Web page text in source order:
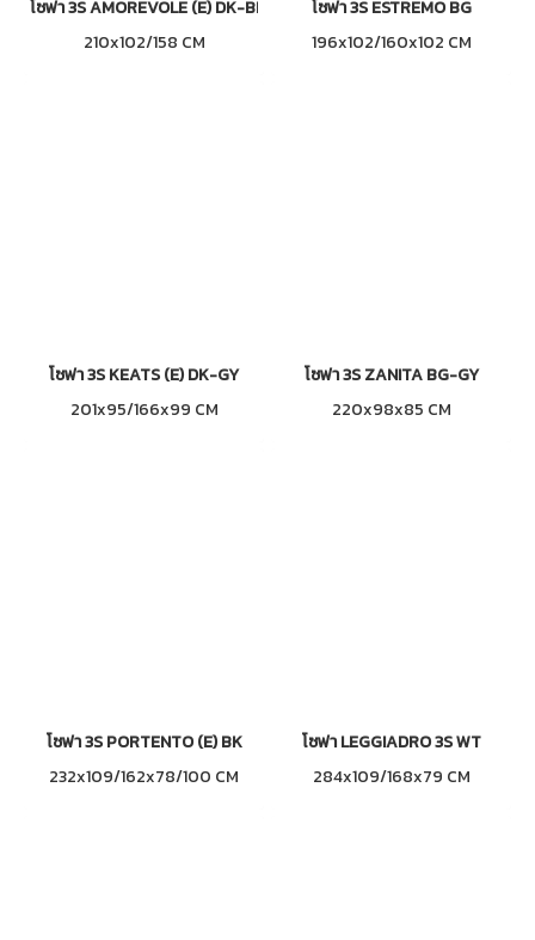
โซฟา 3S AMOREVOLE (E) DK-BL
210x102/158 CM
โซฟา 3S ESTREMO BG
196x102/160x102 CM
โซฟา 3S KEATS (E) DK-GY
201x95/166x99 CM
โซฟา 3S ZANITA BG-GY
220x98x85 CM
โซฟา 3S PORTENTO (E) BK
232x109/162x78/100 CM
โซฟา LEGGIADRO 3S WT
284x109/168x79 CM